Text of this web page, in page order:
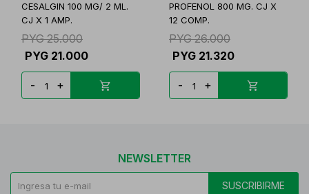
CESALGIN 100 MG/ 2 ML.
CJ X 1 AMP.
PYG 25.000
PYG 21.000
- +
PROFENOL 800 MG. CJ X
12 COMP.
PYG 26.000
PYG 21.320
- +
NEWSLETTER
SUSCRIBIRME